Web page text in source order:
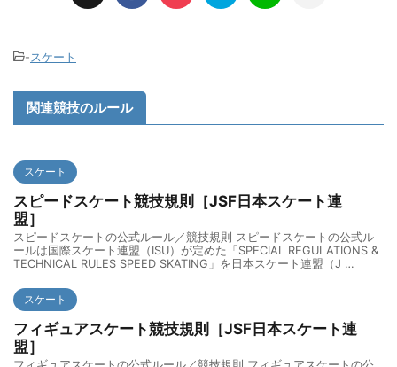
-スケート
関連競技のルール
スケート
スピードスケート競技規則［JSF日本スケート連
盟］
スピードスケートの公式ルール／競技規則 スピードスケートの公式ル
ールは国際スケート連盟（ISU）が定めた「SPECIAL REGULATIONS &
TECHNICAL RULES SPEED SKATING」を日本スケート連盟（J …
スケート
フィギュアスケート競技規則［JSF日本スケート連
盟］